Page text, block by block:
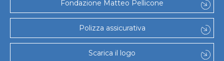
Ju Jitsu
Sumo
Capoeira
Grappling
BJJ
Pancrazio/Pankration
Fondazione Matteo Pellicone
Polizza assicurativa
Scarica il logo